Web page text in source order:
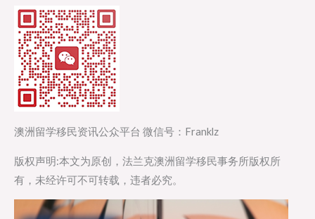
澳洲留学移民资讯公众平台 微信号：Franklz
版权声明:本文为原创，法兰克澳洲留学移民事务所版权所
有，未经许可不可转载，违者必究。